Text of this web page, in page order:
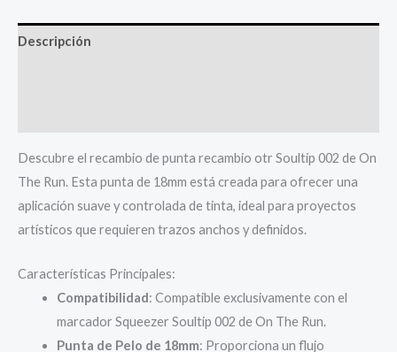
Descripción
Descubre el recambio de punta recambio otr Soultip 002 de On
The Run. Esta punta de 18mm está creada para ofrecer una
aplicación suave y controlada de tinta, ideal para proyectos
artísticos que requieren trazos anchos y definidos.
Características Principales:
Compatibilidad: Compatible exclusivamente con el
marcador Squeezer Soultip 002 de On The Run.
Punta de Pelo de 18mm: Proporciona un flujo